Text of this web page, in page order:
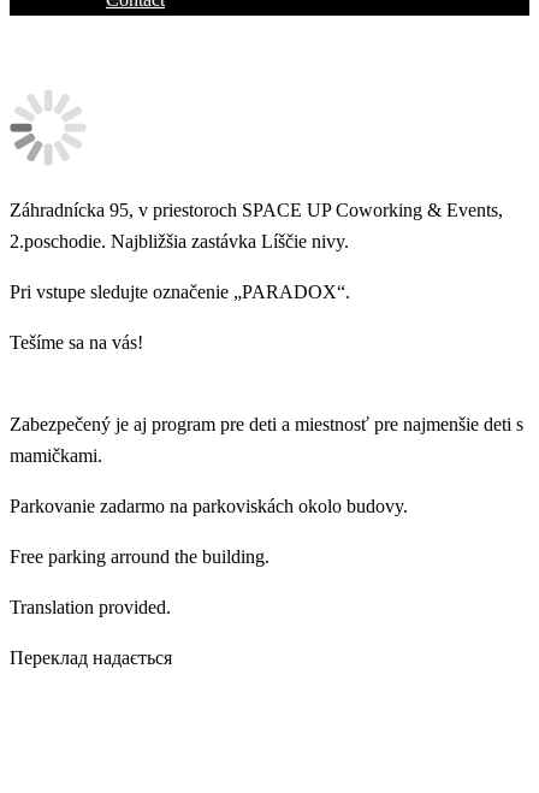
Záhradnícka 95, v priestoroch SPACE UP Coworking & Events,
2.poschodie. Najbližšia zastávka Líščie nivy.
Pri vstupe sledujte označenie „PARADOX“.
Tešíme sa na vás!
Zabezpečený je aj program pre deti a miestnosť pre najmenšie deti s
mamičkami.
Parkovanie zadarmo na parkoviskách okolo budovy.
Free parking arround the building.
Translation provided.
Переклад надається